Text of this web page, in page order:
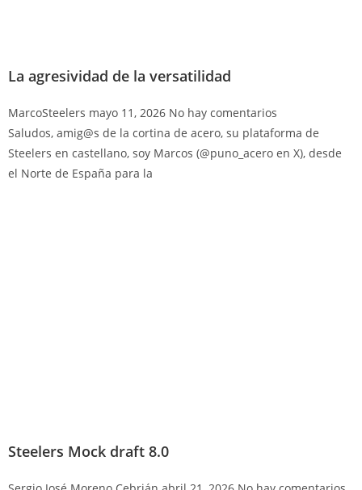
La agresividad de la versatilidad
MarcoSteelers mayo 11, 2026 No hay comentarios
Saludos, amig@s de la cortina de acero, su plataforma de
Steelers en castellano, soy Marcos (@puno_acero en X), desde
el Norte de España para la
Steelers Mock draft 8.0